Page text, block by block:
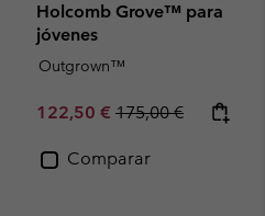
Holcomb Grove™ para
jóvenes
Outgrown™
Sale price:
122,50 € Regular price:
175,00 €
Comparar